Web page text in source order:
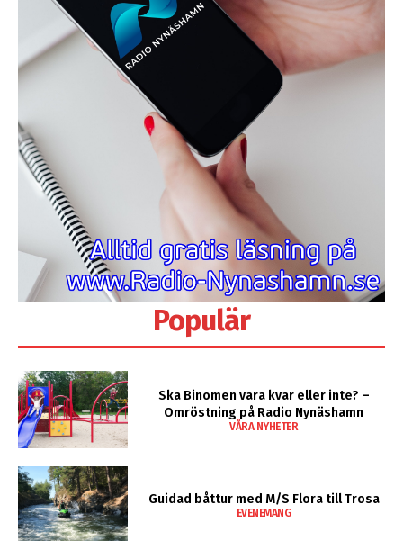
Populär
Ska Binomen vara kvar eller inte? –
Omröstning på Radio Nynäshamn
VÅRA NYHETER
Guidad båttur med M/S Flora till Trosa
EVENEMANG